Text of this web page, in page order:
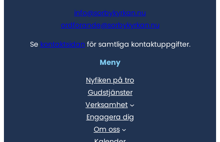
info@sorbykyrkan.nu
ordforande@sorbykyrkan.nu
Se kontaktsidan för samtliga kontaktuppgifter.
Meny
Nyfiken på tro
Gudstjänster
Verksamhet
Engagera dig
Om oss